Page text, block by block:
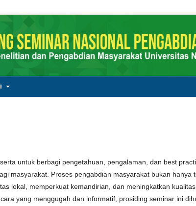
untuk berbagi pengetahuan, pengalaman, dan best
masyarakat. Proses pengabdian masyarakat bukan hanya
lokal, memperkuat kemandirian, dan meningkatkan
yang menggugah dan informatif, prosiding seminar ini